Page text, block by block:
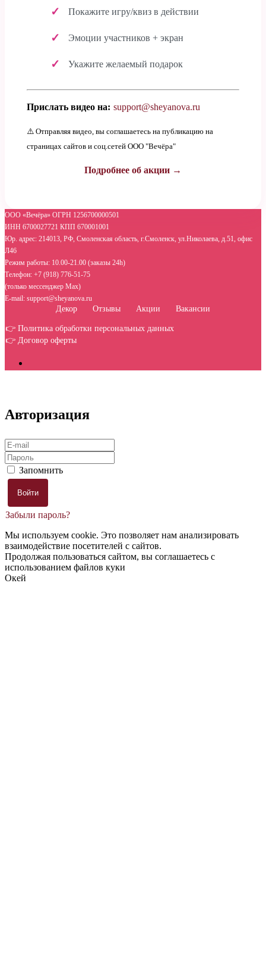
Покажите игру/квиз в действии
Эмоции участников + экран
Укажите желаемый подарок
Прислать видео на: support@sheyanova.ru
⚠️ Отправляя видео, вы соглашаетесь на публикацию на
страницах сайтов и соц.сетей ООО "Вечёра"
Подробнее об акции →
ООО «Вечёра» ОГРН 1256700000501
ИНН 6700027721 КПП 670001001
Юр. адрес: 214013, РФ, Смоленская область, г.Смоленск, ул.Николаева, д.51, офис
Л46
Режим работы: 10.00-21.00 (заказы 24h)
Телефон: +7 (918) 776-51-75
(только мессенджер Max)
E-mail: support@sheyanova.ru
Декор Отзывы Акции Вакансии
👉 Политика обработки персональных данных
👉 Договор оферты
Авторизация
Запомнить
Забыли пароль?
Мы используем cookie. Это позволяет нам анализировать
взаимодействие посетителей с сайтов.
Продолжая пользоваться сайтом, вы соглашаетесь с
использованием файлов куки
Окей